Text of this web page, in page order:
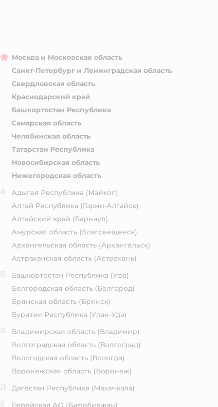
Москва и Московская область
Санкт-Петербург и Ленинградская область
Свердловская область
Краснодарский край
Башкортостан Республика
Самарская область
Челябинская область
Татарстан Республика
Новосибирская область
Нижегородская область
Адыгея Республика (Майкоп)
Алтай Республика (Горно-Алтайск)
Алтайский край (Барнаул)
Амурская область (Благовещенск)
Архангельская область (Архангельск)
Астраханская область (Астрахань)
Башкортостан Республика (Уфа)
Белгородская область (Белгород)
Брянская область (Брянск)
Бурятия Республика (Улан-Удэ)
Владимирская область (Владимир)
Волгоградская область (Волгоград)
Вологодская область (Вологда)
Воронежская область (Воронеж)
Дагестан Республика (Махачкала)
Еврейская АО (Биробиджан)